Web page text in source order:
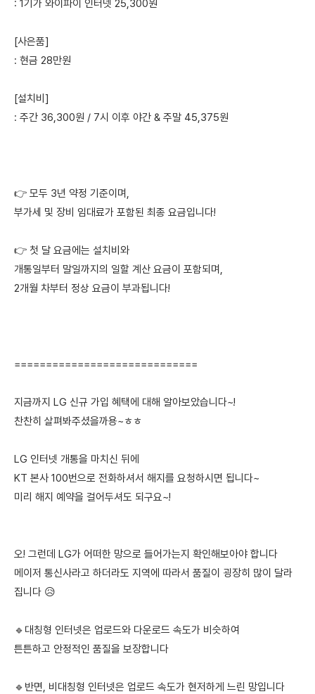
: 1기가 와이파이 인터넷 25,300원
[사은품]
: 현금 28만원
[설치비]
: 주간 36,300원 / 7시 이후 야간 & 주말 45,375원
👉 모두 3년 약정 기준이며,
부가세 및 장비 임대료가 포함된 최종 요금입니다!
👉 첫 달 요금에는 설치비와
개통일부터 말일까지의 일할 계산 요금이 포함되며,
2개월 차부터 정상 요금이 부과됩니다!
=============================
지금까지 LG 신규 가입 혜택에 대해 알아보았습니다~!
찬찬히 살펴봐주셨을까용~ㅎㅎ
LG 인터넷 개통을 마치신 뒤에
KT 본사 100번으로 전화하셔서 해지를 요청하시면 됩니다~
미리 해지 예약을 걸어두셔도 되구요~!
오! 그런데 LG가 어떠한 망으로 들어가는지 확인해보아야 합니다
메이저 통신사라고 하더라도 지역에 따라서 품질이 굉장히 많이 달라
집니다 😥
🔹대칭형 인터넷은 업로드와 다운로드 속도가 비슷하여
튼튼하고 안정적인 품질을 보장합니다
🔹반면, 비대칭형 인터넷은 업로드 속도가 현저하게 느린 망입니다